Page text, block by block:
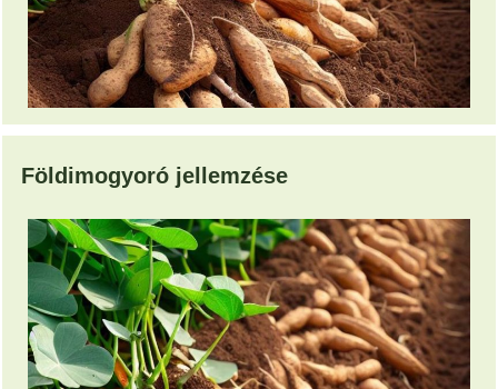
Földimogyoró jellemzése